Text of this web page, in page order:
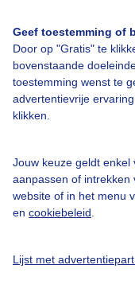
Geef toestemming of
Door op "Gratis" te
bovenstaande
toestemming wenst te
advertentievrije
klikken.
Jouw keuze geldt
aanpassen of intrekken
website of in het menu
en cookiebeleid
Lijst met
Contact
Toegankelijkheid
Adverteren
Privacy beleid
Cookie beleid